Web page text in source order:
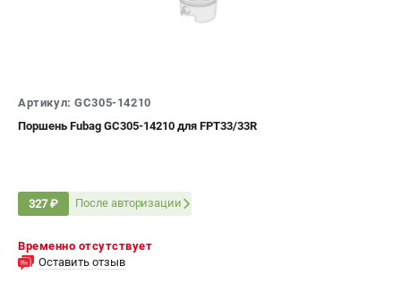
Артикул: GC305-14210
Поршень Fubag GC305-14210 для FPT33/33R
327 ₽ После авторизации
Временно отсутствует
Оставить отзыв